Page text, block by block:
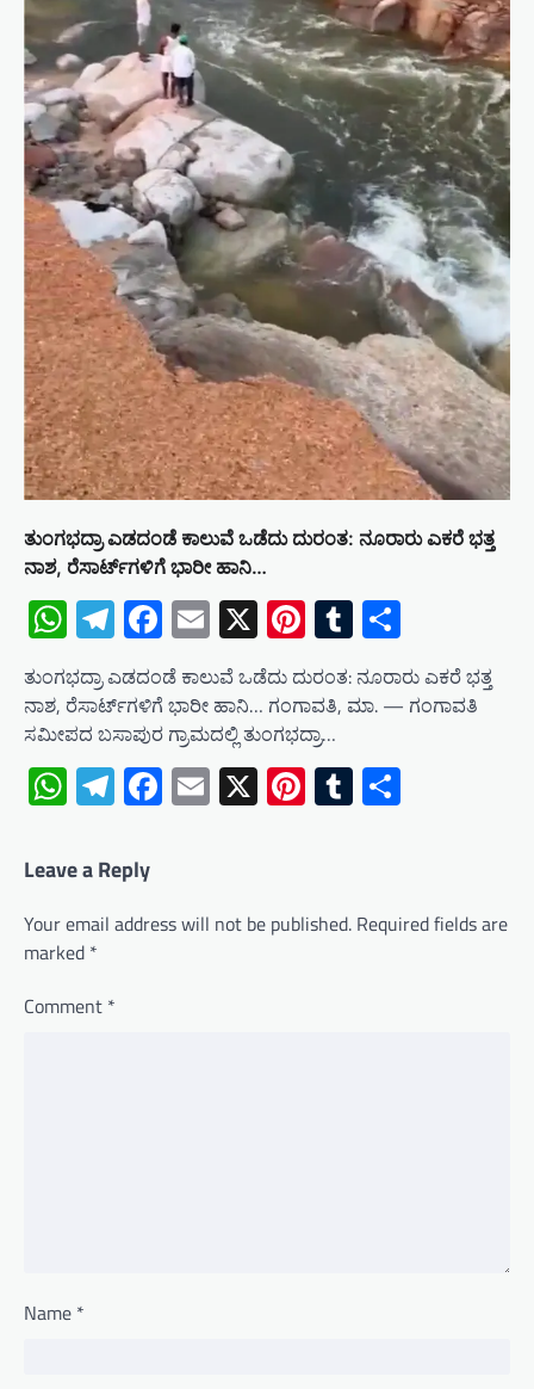
ತುಂಗಭದ್ರಾ ಎಡದಂಡೆ ಕಾಲುವೆ ಒಡೆದು ದುರಂತ: ನೂರಾರು ಎಕರೆ ಭತ್ತ
ನಾಶ, ರೆಸಾರ್ಟ್‌ಗಳಿಗೆ ಭಾರೀ ಹಾನಿ…
WhatsApp
Telegram
Facebook
Email
X Pinterest
Tumblr
ತುಂಗಭದ್ರಾ ಎಡದಂಡೆ ಕಾಲುವೆ ಒಡೆದು ದುರಂತ: ನೂರಾರು ಎಕರೆ ಭತ್ತ
ನಾಶ, ರೆಸಾರ್ಟ್‌ಗಳಿಗೆ ಭಾರೀ ಹಾನಿ… ಗಂಗಾವತಿ, ಮಾ. — ಗಂಗಾವತಿ
ಸಮೀಪದ ಬಸಾಪುರ ಗ್ರಾಮದಲ್ಲಿ ತುಂಗಭದ್ರಾ…
WhatsApp
Telegram
Facebook
Email
X Pinterest
Tumblr
Leave a Reply
Your email address will not be published. Required fields are
marked *
Comment *
Name *